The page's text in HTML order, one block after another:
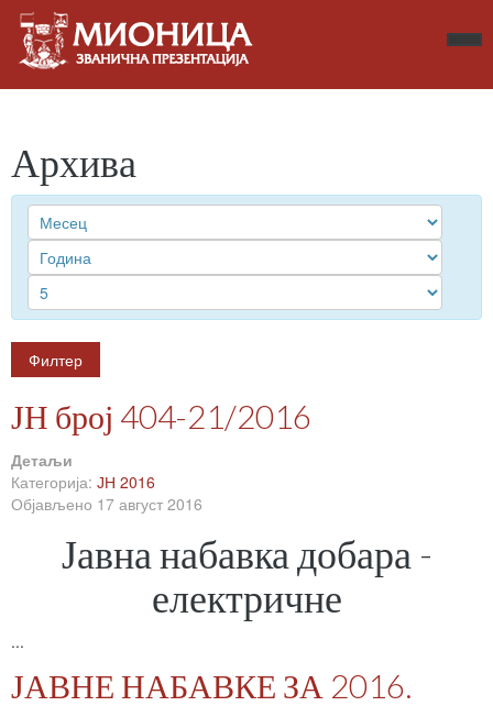
Архива
Филтер
ЈН број 404-21/2016
Детаљи
Категорија: ЈН 2016
Објављено 17 август 2016
Јавна набавка добара -
електричне
...
ЈАВНЕ НАБАВКЕ ЗА 2016.